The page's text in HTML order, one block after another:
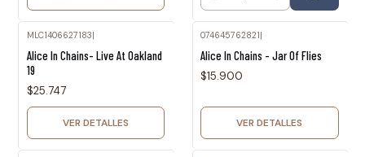
MLC1406627183
Alice In Chains- Live At Oakland
19
$25.747
VER DETALLES
074645762821
Alice In Chains - Jar Of Flies
$15.900
VER DETALLES